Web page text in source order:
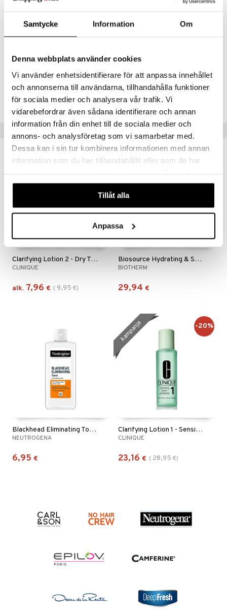
Samtycke Information Om
Denna webbplats använder cookies
Vi använder enhetsidentifierare för att anpassa innehållet
och annonserna till användarna, tillhandahålla funktioner
för sociala medier och analysera vår trafik. Vi
vidarebefordrar även sådana identifierare och annan
information från din enhet till de sociala medier och
annons- och analysföretag som vi samarbetar med.
Dessa kan i sin tur kombinera informationen med annan
information som du har tillhandahållit eller som de har
våra cookies vid fortsatt användande av vår webbplats.
Tillåt alla
Anpassa
jälkeen.
Käyttö
Levitä käsin tai pumpulilapun avulla ihonpuhdistuksen jälkeen, aamuin
Tuotenumero
CE133-EL-400-XX-XX
Saatavana useana vaihtoehtona
Clarifying Lotion 2 - Dry To Combination Skin
CLINIQUE
alk. 7,96 € ( 9,95 €)
kampanja -20%
Biosource Hydrating & Softening Toner - Dry Skin
BIOTHERM
29,94 €
Blackhead Eliminating Toner
NEUTROGENA
6,95 €
Clarifying Lotion 1 - Sensitive Skin
CLINIQUE
23,16 € ( 28,95 €)
kampanja -20%